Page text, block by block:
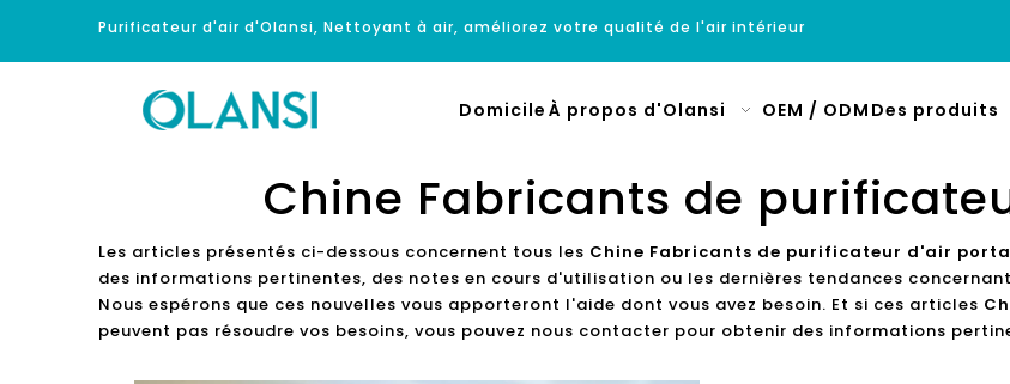
Purificateur d'air d'Olansi, Nettoyant à air, améliorez votre qualité de l'air intérieur
Domicile À propos d'Olansi OEM / ODM Des produits
Chine Fabricants de
Les articles présentés ci-dessous concernent tous les Chine Fabricants de purificateur d'air
des informations pertinentes, des notes en cours d'utilisation ou les dernières tendances
Nous espérons que ces nouvelles vous apporteront l'aide dont vous avez besoin. Et si ces articles
peuvent pas résoudre vos besoins, vous pouvez nous contacter pour obtenir des informations